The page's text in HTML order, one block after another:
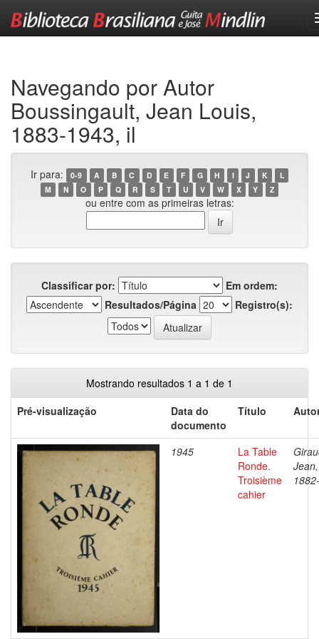
Navegando por Autor
Boussingault, Jean Louis,
1883-1943, il
Ir para: 0-9 A B C D E F G H I J K
L
M
N O P Q R S T U V W X Y Z
ou entre com as primeiras letras:
Classificar por:
Em ordem:
Resultados/Página
Registro(s):
Mostrando resultados 1 a 1 de 1
Pré-visualização
Data do
documento
Título
1945
La Table
Ronde.
Troisième
cahier
Jean,